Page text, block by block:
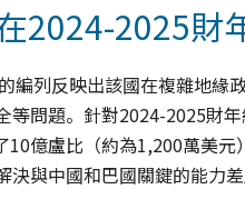
2024-2025財
的編列反映出該國在複雜地緣
等問題。針對2024-2025財
億盧比（約為1,200萬美
與中國和巴國關鍵的能力差